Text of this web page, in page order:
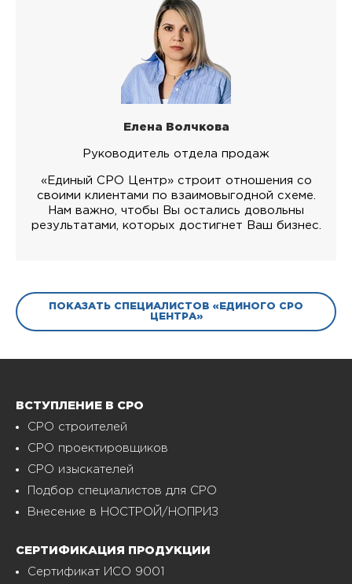
Елена Волчкова
Руководитель отдела продаж
«Единый СРО Центр» строит отношения со
своими клиентами по взаимовыгодной схеме.
Нам важно, чтобы Вы остались довольны
результатами, которых достигнет Ваш бизнес.
ПОКАЗАТЬ СПЕЦИАЛИСТОВ «ЕДИНОГО СРО
ЦЕНТРА»
ВСТУПЛЕНИЕ В СРО
СРО строителей
СРО проектировщиков
СРО изыскателей
Подбор специалистов для СРО
Внесение в НОСТРОЙ/НОПРИЗ
СЕРТИФИКАЦИЯ ПРОДУКЦИИ
Сертификат ИСО 9001